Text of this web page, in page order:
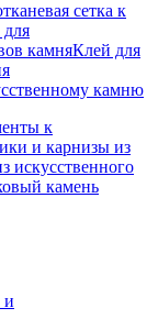
сетка к
для
камняКлей для
камню
к
и карнизы из
искусственного
камень
и